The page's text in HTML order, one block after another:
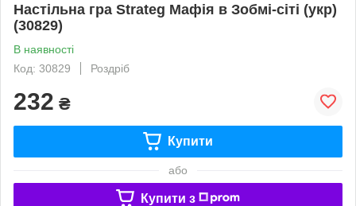
Настільна гра Strateg Мафія в Зобмі-сіті (укр)
(30829)
В наявності
Код: 30829
Роздріб
232 ₴
Купити
або
Купити з